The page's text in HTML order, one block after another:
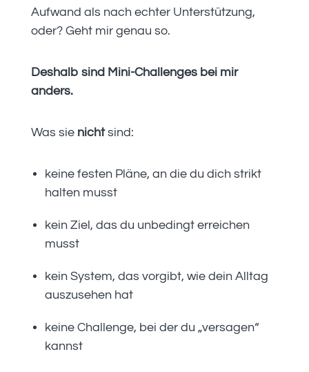
Aufwand als nach echter Unterstützung,
oder? Geht mir genau so.
Deshalb sind Mini-Challenges bei mir
anders.
Was sie nichtsind:
keine festen Pläne, an die du dich strikt
halten musst
kein Ziel, das du unbedingt erreichen
musst
kein System, das vorgibt, wie dein Alltag
auszusehen hat
keine Challenge, bei der du „versagen“
kannst